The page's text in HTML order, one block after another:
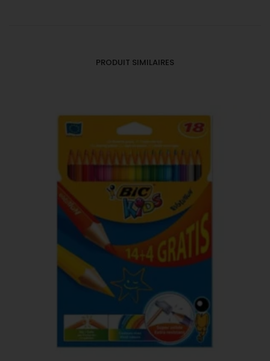
PRODUIT SIMILAIRES